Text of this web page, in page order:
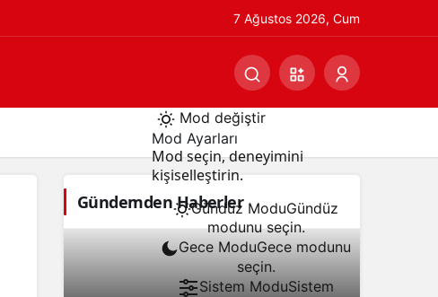
7 Ağustos 2026, Cum
Mod değiştir
Mod Ayarları
Mod seçin, deneyimini
kişiselleştirin.
Gündüz ModuGündüz
modunu seçin.
Gece ModuGece modunu
seçin.
Sistem ModuSistem
Gündemden Haberler